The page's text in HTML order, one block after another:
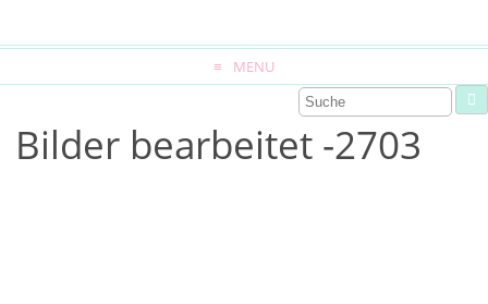
MENU
Bilder bearbeitet -2703